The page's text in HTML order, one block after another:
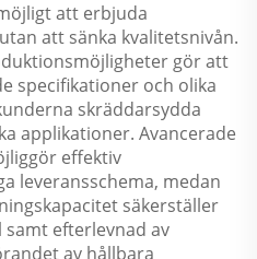
att erbjuda
att sänka kvalitetsnivån.
gör att
specifikationer och olika
skräddarsydda
applikationer. Avancerade
effektiv
leveransschema, medan
säkerställer
efterlevnad av
av hållbara